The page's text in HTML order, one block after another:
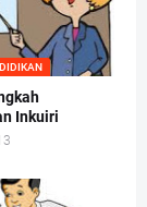
Inkuiri